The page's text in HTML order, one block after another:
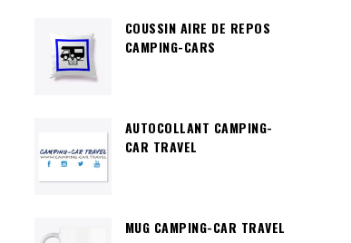
COUSSIN AIRE DE REPOS
CAMPING-CARS
AUTOCOLLANT CAMPING-
CAR TRAVEL
MUG CAMPING-CAR TRAVEL